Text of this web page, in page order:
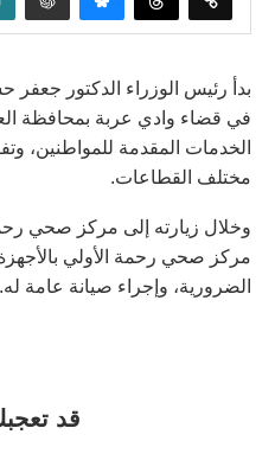
بدأ رئيس الوزراء الدكتور جعفر
في قضاء وادي عربة بمحافظة
الخدمات المقدمة للمواطنين،
مختلف القطاعات.
وخلال زيارته إلى مركز صحي
مركز صحي رحمة الأولي
الضرورية، وإجراء صيانة عامة له.
قد